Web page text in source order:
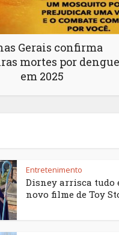
Gerais confirma
mortes por dengue
em 2025
Entretenimento
Disney arrisca tudo
novo filme de Toy